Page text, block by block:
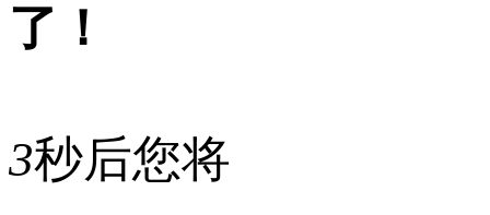
了！
3秒后您将